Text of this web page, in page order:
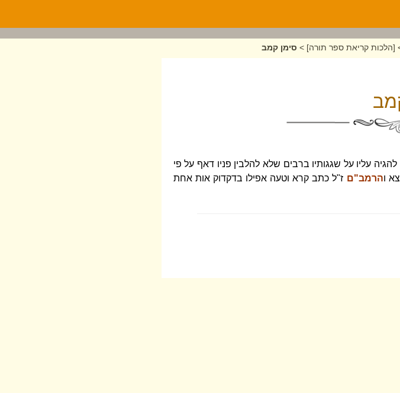
[הלכות קריאת ספר תורה] > סימן קמב
עליו על שגגותיו ברבים שלא להלבין פניו דאף על פי
והרמב"ם ז"ל כתב קרא וטעה אפילו בדקדוק אות אחת